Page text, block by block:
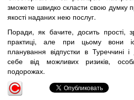
зможете швидко скласти свою думку
якості наданих нею послуг.
Поради, як бачите, досить прості,
практиці, але при цьому вони
планування відпустки в Туреччині
себе від можливих ризиків,
подорожах.